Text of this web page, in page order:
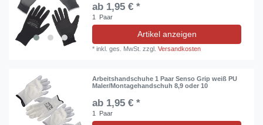
ab 1,95 € *
1 Paar
Artikel anzeigen
*inkl. ges. MwSt. zzgl.Versandkosten
Arbeitshandschuhe 1 Paar Senso Grip weiß PU
Maler/Montagehandschuh 8,9 oder 10
ab 1,95 € *
1 Paar